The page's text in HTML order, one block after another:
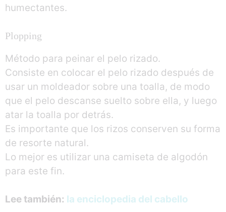
humectantes.
Plopping
Método para peinar el pelo rizado.
Consiste en colocar el pelo rizado después de
usar un moldeador sobre una toalla, de modo
que el pelo descanse suelto sobre ella, y luego
atar la toalla por detrás.
Es importante que los rizos conserven su forma
de resorte natural.
Lo mejor es utilizar una camiseta de algodón
para este fin.
Lee también: la enciclopedia del cabello